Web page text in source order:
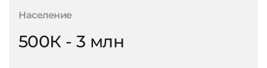
Население
500К - 3 млн